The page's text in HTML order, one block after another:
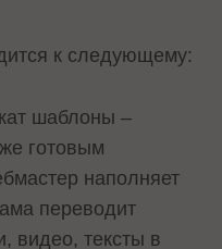
к следующему:
шаблоны –
готовым
наполняет
переводит
видео, тексты в